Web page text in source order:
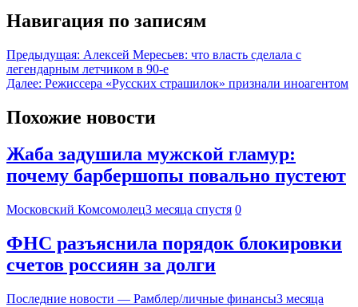
Навигация по записям
Предыдущая: Алексей Мересьев: что власть сделала с
легендарным летчиком в 90-е
Далее: Режиссера «Русских страшилок» признали иноагентом
Похожие новости
Жаба задушила мужской гламур:
почему барбершопы повально пустеют
Московский Комсомолец3 месяца спустя 0
ФНС разъяснила порядок блокировки
счетов россиян за долги
Последние новости — Рамблер/личные финансы3 месяца